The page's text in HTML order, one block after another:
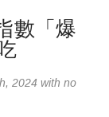
數「爆
2024 with no